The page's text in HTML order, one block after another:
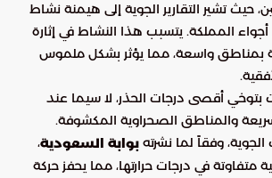
حيث تشير التقارير الجوية إلى هيمنة نشاط
المملكة. يتسبب هذا النشاط في إثارة
بمناطق واسعة، مما يؤثر بشكل ملموس
بتوخي أقصى درجات الحذر، لا سيما عند
والمناطق الصحراوية المكشوفة.
وفقاً لما نشرته بوابة السعودية،
متفاوتة في درجات حرارتها، مما يحفز حركة